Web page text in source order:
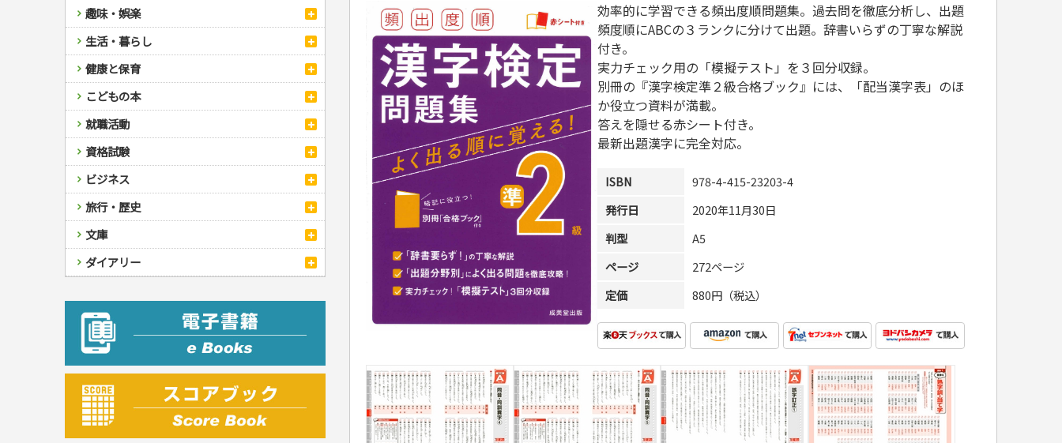
趣味・娯楽
スポーツ
スポーツルール
野球
ゴルフ
トレーニング
ジュニアスポーツ
その他スポーツ
自然・アウトドア・ペット
アウトドア
犬・猫
ペット・飼育
園芸・野菜づくり
雑学
娯楽・ゲーム・占い
ナンプレ
囲碁・将棋・麻雀
ゲーム・マジック
家相・風水・占い
カルチャー・芸術・趣味
鉄道・車・自転車
音楽・楽器
趣味・鑑賞・カメラ
絵画・デッサン
俳句・詩・ことば
辞典・語学
辞典
語学・旅行会話
運転免許
原付・二輪
普通免許
その他免許
生活・暮らし
料理
料理・レシピ
おもてなし・ごちそう料理
各国料理
お弁当
健康メニュー・ダイエット
調理器具クッキング
お菓子・ケーキ・パン
飲み物・お酒
手芸・クラフト
編み物
ソーイング
クラフト
住まい・インテリア・暮らし
インテリア・ハウジング
収納・掃除・暮らし
美容・ファッション
ダイエット・エクササイズ
メイク・ネイル・ヘア
着物・着つけ
冠婚葬祭・手紙・ペン字
冠婚葬祭・スピーチ・マナー
手紙・ペン字
妊娠・出産・育児
妊娠・出産・育児
離乳食・幼児食・こどもレシピ
健康と保育
家庭医学・健康
ツボ・マッサージ
家庭医学・病気
健康知識
栄養事典
生活習慣病
看護・介護
看護一般
介護一般
保育・教育
パネルシアター
指導マニュアル
こどもの本
児童一般
おりがみ・あやとり
なぞなぞ・ゲーム
占い・心理ゲーム
のりもの・ずかん
読み物・絵本
音と光のでる絵本
学参・ドリル
夏休みドリル
総復習ドリル
学習・地図
自由研究・読書感想文
えんぴつちょう
就職活動
就職活動
就職試験
公務員試験
資格試験
検定試験・資格試験
英語検定・TOEIC
漢字検定・数学検定
簿記検定
ケアマネジャー
介護・社会福祉士
司法書士・社労士
行政書士・宅建
FP
衛生管理・運行管理
建築・土木
電気・危険物
調理師
スキル・キャリアアップ
ビジネス
経営・経済・法律
マネー・株・資産
簿記・経理・税金・保険
その他ビジネス
自己啓発
ビジネス読み物
旅行・歴史
国内・海外旅行
国外旅行
国内旅行
散歩・グルメ
地理・歴史
地理・地図
歴史
文庫
文庫
成美文庫
ダイアリー
プラチナダイアリー プレステージ
効率的に学習できる頻出度順問題集。過去問を徹底分析し、出題
頻度順にABCの３ランクに分けて出題。辞書いらずの丁寧な解説
付き。
実力チェック用の「模擬テスト」を３回分収録。
別冊の『漢字検定準２級合格ブック』には、「配当漢字表」のほ
か役立つ資料が満載。
答えを隠せる赤シート付き。
最新出題漢字に完全対応。
ISBN
978-4-415-23203-4
発行日
2020年11月30日
判型
A5
ページ
272ページ
定価
880円（税込）